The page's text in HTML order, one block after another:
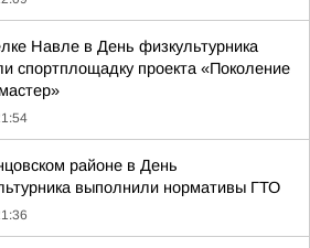
Навле в День физкультурника
спортплощадку проекта «Поколение
районе в День
выполнили нормативы ГТО